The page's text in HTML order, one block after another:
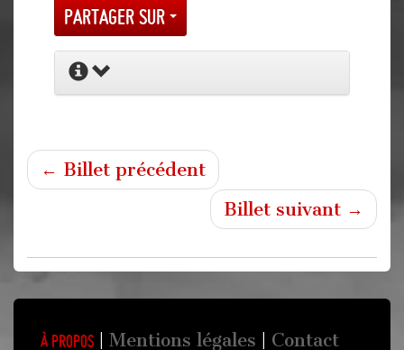
Partager sur
← Billet précédent
Billet suivant →
À propos Mentions légales Contact